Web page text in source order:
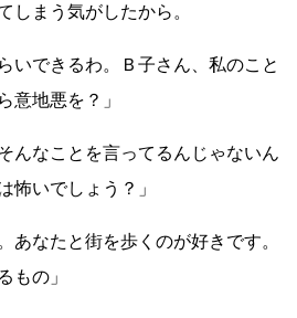
しまう気がしたから。
いできるわ。Ｂ子さん、私のこと
地悪を？」
んなことを言ってるんじゃないん
怖いでしょう？」
あなたと街を歩くのが好きです。
もの」